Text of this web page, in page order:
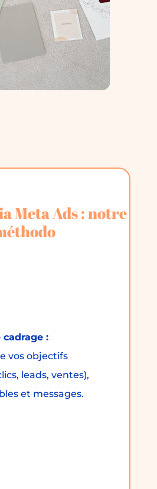
Meta Ads : notre
cadrage :
vos objectifs
leads, ventes),
et messages.